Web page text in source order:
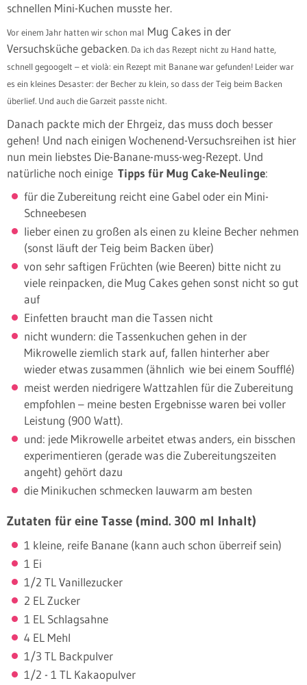
schnellen Mini-Kuchen musste her.
Vor einem Jahr hatten wir schon mal Mug Cakes in der
Versuchsküche gebacken. Da ich das Rezept nicht zu Hand hatte,
schnell gegoogelt – et violà: ein Rezept mit Banane war gefunden! Leider war
es ein kleines Desaster: der Becher zu klein, so dass der Teig beim Backen
überlief. Und auch die Garzeit passte nicht.
Danach packte mich der Ehrgeiz, das muss doch besser
gehen! Und nach einigen Wochenend-Versuchsreihen ist hier
nun mein liebstes Die-Banane-muss-weg-Rezept. Und
natürliche noch einige Tipps für Mug Cake-Neulinge:
für die Zubereitung reicht eine Gabel oder ein Mini-
Schneebesen
lieber einen zu großen als einen zu kleine Becher nehmen
(sonst läuft der Teig beim Backen über)
von sehr saftigen Früchten (wie Beeren) bitte nicht zu
viele reinpacken, die Mug Cakes gehen sonst nicht so gut
auf
Einfetten braucht man die Tassen nicht
nicht wundern: die Tassenkuchen gehen in der
Mikrowelle ziemlich stark auf, fallen hinterher aber
wieder etwas zusammen (ähnlich wie bei einem Soufflé)
meist werden niedrigere Wattzahlen für die Zubereitung
empfohlen – meine besten Ergebnisse waren bei voller
Leistung (900 Watt).
und: jede Mikrowelle arbeitet etwas anders, ein bisschen
experimentieren (gerade was die Zubereitungszeiten
angeht) gehört dazu
die Minikuchen schmecken lauwarm am besten
Zutaten für eine Tasse (mind. 300 ml Inhalt)
1 kleine, reife Banane (kann auch schon überreif sein)
1 Ei
1/2 TL Vanillezucker
2 EL Zucker
1 EL Schlagsahne
4 EL Mehl
1/3 TL Backpulver
1/2 - 1 TL Kakaopulver